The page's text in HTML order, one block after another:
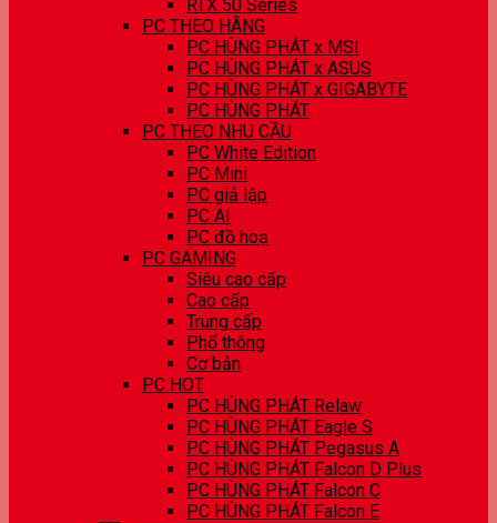
RTX 50 Series
PC THEO HÃNG
PC HÙNG PHÁT x MSI
PC HÙNG PHÁT x ASUS
PC HÙNG PHÁT x GIGABYTE
PC HÙNG PHÁT
PC THEO NHU CẦU
PC White Edition
PC Mini
PC giả lập
PC AI
PC đồ hoạ
PC GAMING
Siêu cao cấp
Cao cấp
Trung cấp
Phổ thông
Cơ bản
PC HOT
PC HÙNG PHÁT Relaw
PC HÙNG PHÁT Eagle S
PC HÙNG PHÁT Pegasus A
PC HÙNG PHÁT Falcon D Plus
PC HÙNG PHÁT Falcon C
PC HÙNG PHÁT Falcon E